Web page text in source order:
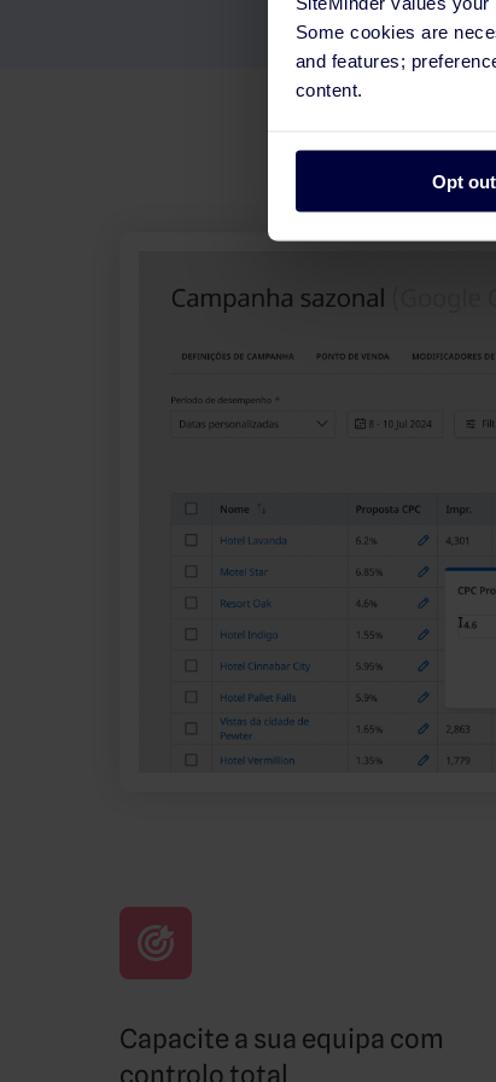
Some cookies are
and features;
content.
Opt out
Capacite a sua equipa com
controlo total